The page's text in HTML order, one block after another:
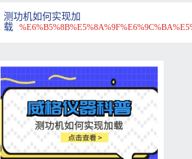
测功机如何实现加
载